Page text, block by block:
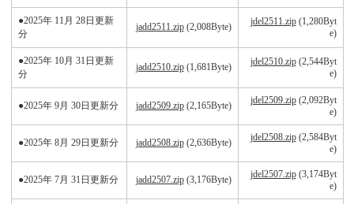
●2025年 11月 28日更新
分
jadd2511.zip(2,008Byte) jdel2511.zip(1,280Byt
e)
●2025年 10月 31日更新
分
jadd2510.zip(1,681Byte) jdel2510.zip(2,544Byt
e)
●2025年 9月 30日更新分 jadd2509.zip(2,165Byte) jdel2509.zip(2,092Byt
e)
●2025年 8月 29日更新分 jadd2508.zip(2,636Byte) jdel2508.zip(2,584Byt
e)
●2025年 7月 31日更新分 jadd2507.zip(3,176Byte) jdel2507.zip(3,174Byt
e)